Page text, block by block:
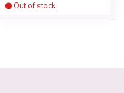
Out of stock